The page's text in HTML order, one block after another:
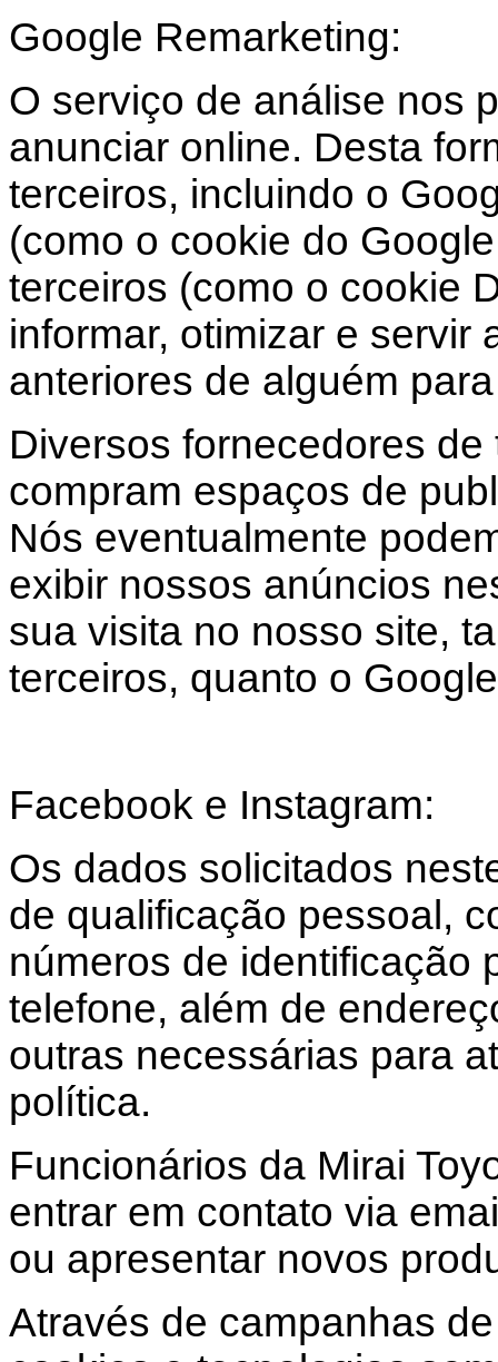
Google Remarketing:
O serviço de análise nos
anunciar online. Desta
terceiros, incluindo o
(como o cookie do
terceiros (como o cookie
informar, otimizar e servir
anteriores de alguém
Diversos fornecedores
compram espaços de
Nós eventualmente
exibir nossos anúncios
sua visita no nosso site,
terceiros, quanto o
Facebook e Instagram:
Os dados solicitados
de qualificação pessoal,
números de identificação
telefone, além de
outras necessárias para
política.
Funcionários da Mirai
entrar em contato via
ou apresentar novos
Através de campanhas